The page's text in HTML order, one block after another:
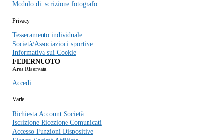
Modulo di iscrizione fotografo
Privacy
Tesseramento individuale
Società/Associazioni sportive
Informativa sui Cookie
FEDERNUOTO
Area Riservata
Accedi
Varie
Richiesta Account Società
Iscrizione Ricezione Comunicati
Accesso Funzioni Dispositive